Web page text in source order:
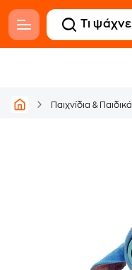
Παιχνίδια & Παιδικά